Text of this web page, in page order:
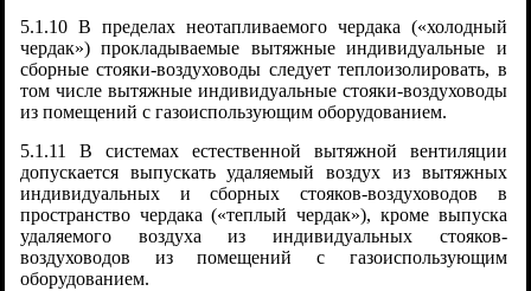
5.1.10 В пределах неотапливаемого чердака («холодный
чердак») прокладываемые вытяжные индивидуальные и
сборные стояки-воздуховоды следует теплоизолировать, в
том числе вытяжные индивидуальные стояки-воздуховоды
из помещений с газоиспользующим оборудованием.
5.1.11 В системах естественной вытяжной вентиляции
допускается выпускать удаляемый воздух из вытяжных
индивидуальных и сборных стояков-воздуховодов в
пространство чердака («теплый чердак»), кроме выпуска
удаляемого воздуха из индивидуальных стояков-
воздуховодов из помещений с газоиспользующим
оборудованием.